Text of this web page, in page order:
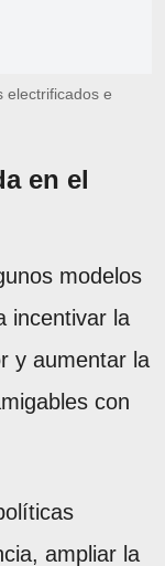
electrificados e
en el
modelos
incentivar la
y aumentar la
con
ampliar la